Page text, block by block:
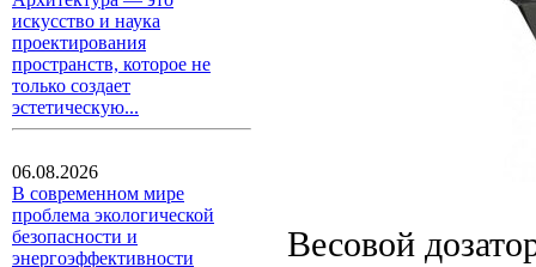
искусство и наука
проектирования
пространств, которое не
только создает
эстетическую...
06.08.2026
В современном мире
проблема экологической
безопасности и
энергоэффективности
Весовой